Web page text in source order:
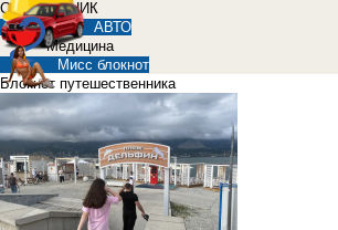
СПРАВОЧНИК
АВТО
Медицина
Мисс блокнот
Блокнот путешественника